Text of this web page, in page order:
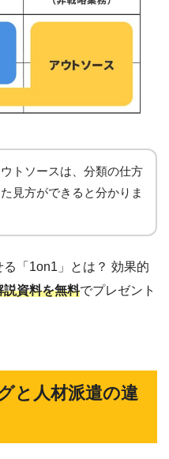
トソースは、分類の仕方
見方ができると分かりま
「1on1」とは？ 効果的
説資料を無料でプレゼント
と人材派遣の違